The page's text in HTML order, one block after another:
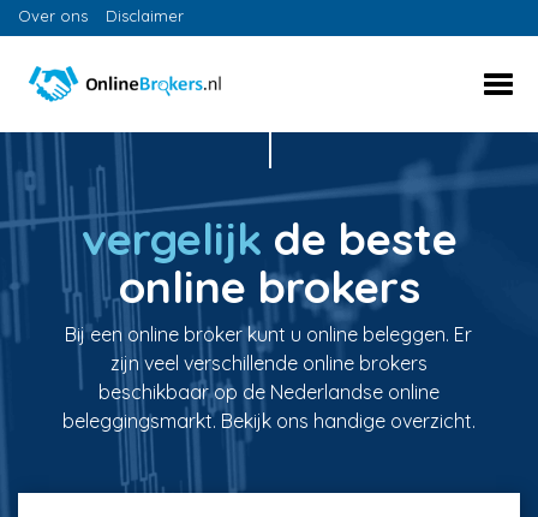
Over ons Disclaimer
vergelijk de beste
online brokers
Bij een online broker kunt u online beleggen. Er
zijn veel verschillende online brokers
beschikbaar op de Nederlandse online
beleggingsmarkt. Bekijk ons handige overzicht.